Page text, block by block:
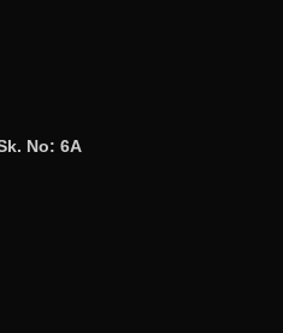
No: 6A